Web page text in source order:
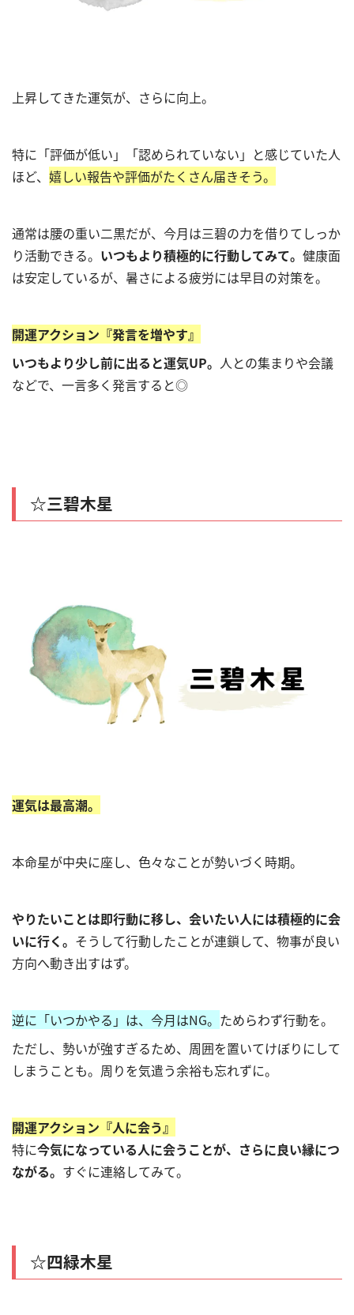
上昇してきた運気が、さらに向上。
特に「評価が低い」「認められていない」と感じていた人
ほど、 嬉しい報告や評価がたくさん届きそう。
通常は腰の重い二黒だが、今月は三碧の力を借りてしっか
り活動できる。 いつもより積極的に行動してみて。 健康面
は安定しているが、暑さによる疲労には早目の対策を。
開運アクション『発言を増やす』
いつもより少し前に出ると運気UP。 人との集まりや会議
などで、一言多く発言すると◎
☆三碧木星
運気は最高潮。
本命星が中央に座し、色々なことが勢いづく時期。
やりたいことは即行動に移し、会いたい人には積極的に会
いに行く。 そうして行動したことが連鎖して、物事が良い
方向へ動き出すはず。
逆に「いつかやる」は、今月はNG。 ためらわず行動を。
ただし、勢いが強すぎるため、周囲を置いてけぼりにして
しまうことも。周りを気遣う余裕も忘れずに。
開運アクション『人に会う』
特に今気になっている人に会うことが、さらに良い縁につ
ながる。 すぐに連絡してみて。
☆四緑木星